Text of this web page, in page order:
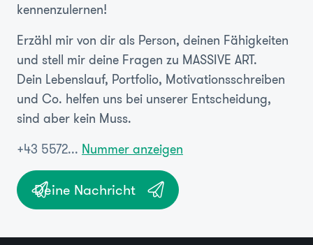
kennenzulernen!
Erzähl mir von dir als Person, deinen Fähigkeiten
und stell mir deine Fragen zu MASSIVE ART.
Dein Lebenslauf, Portfolio, Motivationsschreiben
und Co. helfen uns bei unserer Entscheidung,
sind aber kein Muss.
+43 5572... Nummer anzeigen
Deine Nachricht